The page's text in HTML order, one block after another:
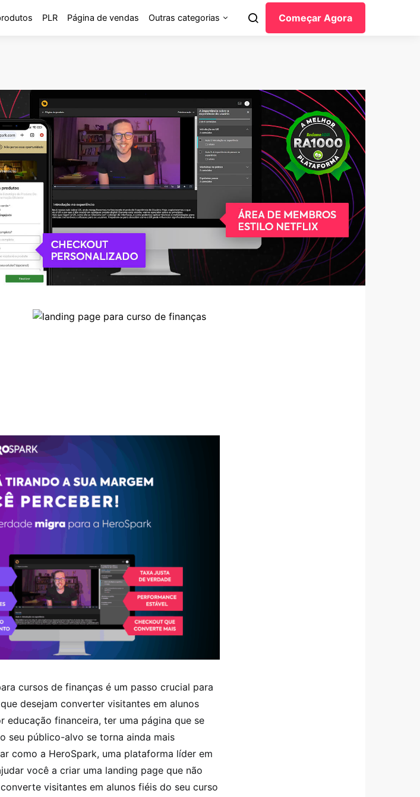
PLR Página de vendas Outras categorias Começar Agora
cursos de finanças é um passo crucial para
desejam converter visitantes em alunos
educação financeira, ter uma página que se
seu público-alvo se torna ainda mais
como a HeroSpark, uma plataforma líder em
você a criar uma landing page que não
visitantes em alunos fiéis do seu curso